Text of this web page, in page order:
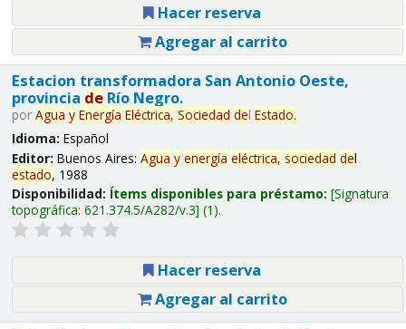
Hacer reserva
Agregar al carrito
Estacion transformadora San Antonio Oeste,
provincia deRío Negro.
por Agua y Energía Eléctrica, Sociedad del Estado.
Idioma: Español
Editor: Buenos Aires: Agua y energía eléctrica, sociedad del
estado, 1988
Disponibilidad: Ítems disponibles para préstamo: Signatura
topográfica: 621.374.5/A282/v.3 (1).
Hacer reserva
Agregar al carrito